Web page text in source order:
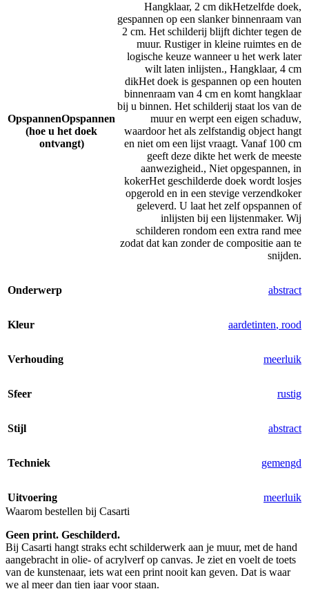
OpspannenOpspannen
(hoe u het doek
ontvangt)
Hangklaar, 2 cm dikHetzelfde doek,
gespannen op een slanker binnenraam van
2 cm. Het schilderij blijft dichter tegen de
muur. Rustiger in kleine ruimtes en de
logische keuze wanneer u het werk later
wilt laten inlijsten., Hangklaar, 4 cm
dikHet doek is gespannen op een houten
binnenraam van 4 cm en komt hangklaar
bij u binnen. Het schilderij staat los van de
muur en werpt een eigen schaduw,
waardoor het als zelfstandig object hangt
en niet om een lijst vraagt. Vanaf 100 cm
geeft deze dikte het werk de meeste
aanwezigheid., Niet opgespannen, in
kokerHet geschilderde doek wordt losjes
opgerold en in een stevige verzendkoker
geleverd. U laat het zelf opspannen of
inlijsten bij een lijstenmaker. Wij
schilderen rondom een extra rand mee
zodat dat kan zonder de compositie aan te
snijden.
Onderwerp abstract
Kleur aardetinten, rood
Verhouding meerluik
Sfeer rustig
Stijl abstract
Techniek gemengd
Uitvoering
meerluik
Waarom bestellen bij Casarti
Geen print. Geschilderd.
Bij Casarti hangt straks echt schilderwerk aan je muur, met de hand
aangebracht in olie- of acrylverf op canvas. Je ziet en voelt de toets
van de kunstenaar, iets wat een print nooit kan geven. Dat is waar
we al meer dan tien jaar voor staan.